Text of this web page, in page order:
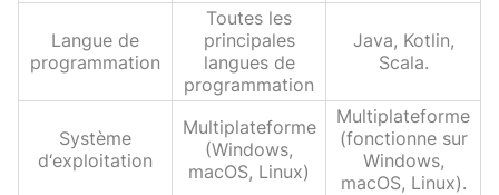
Langue de
programmation
Toutes les
principales
langues de
programmation
Java, Kotlin,
Scala.
Système
d‘exploitation
Multiplateforme
(Windows,
macOS, Linux)
Multiplateforme
(fonctionne sur
Windows,
macOS, Linux).